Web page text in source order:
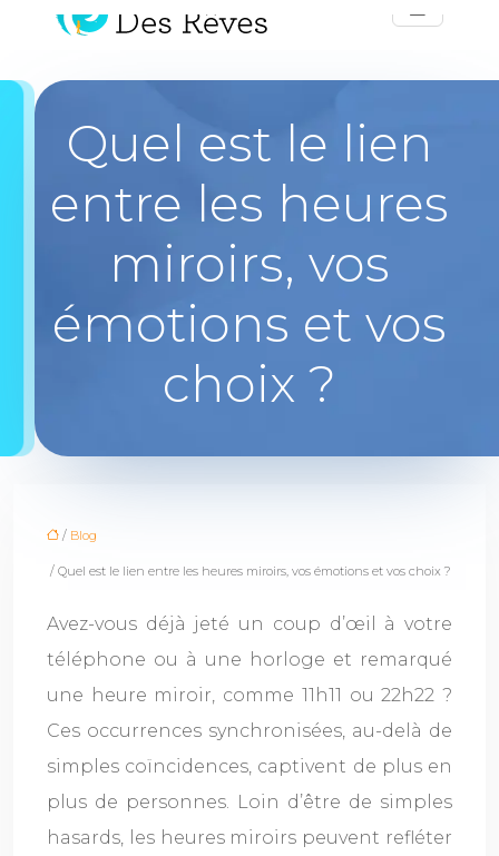
Quel est le lien
entre les heures
miroirs, vos
émotions et vos
choix ?
/ Blog
/ Quel est le lien entre les heures miroirs, vos émotions et vos choix ?
Avez-vous déjà jeté un coup d’œil à votre
téléphone ou à une horloge et remarqué
une heure miroir, comme 11h11 ou 22h22 ?
Ces occurrences synchronisées, au-delà de
simples coïncidences, captivent de plus en
plus de personnes. Loin d’être de simples
hasards, les heures miroirs peuvent refléter